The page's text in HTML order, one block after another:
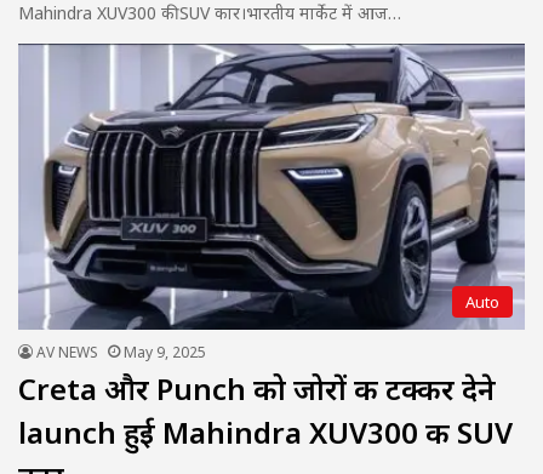
Mahindra XUV300 की SUV कार।भारतीय मार्केट में आज…
Auto
AV NEWS May 9, 2025
Creta और Punch को जोरों की टक्कर देने
launch हुई Mahindra XUV300 की SUV